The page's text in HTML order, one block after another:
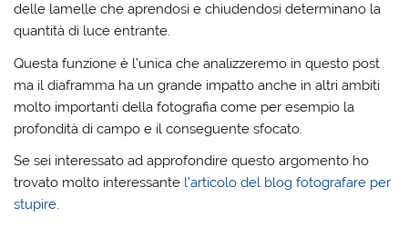
delle lamelle che aprendosi e chiudendosi determinano la
quantità di luce entrante.
Questa funzione è l’unica che analizzeremo in questo post
ma il diaframma ha un grande impatto anche in altri ambiti
molto importanti della fotografia come per esempio la
profondità di campo e il conseguente sfocato.
Se sei interessato ad approfondire questo argomento ho
trovato molto interessante l’articolo del blog fotografare per
stupire.